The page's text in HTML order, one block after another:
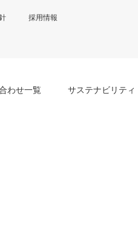
採用情報
わせ一覧 サステナビリティ